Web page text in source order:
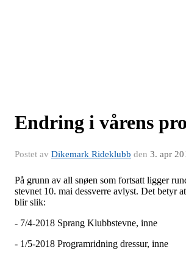
Endring i vårens
Postet av Dikemark Rideklubb den 3. apr
På grunn av all snøen som fortsatt ligger
stevnet 10. mai dessverre avlyst. Det betyr
blir slik:
- 7/4-2018 Sprang Klubbstevne, inne
- 1/5-2018 Programridning dressur, inne